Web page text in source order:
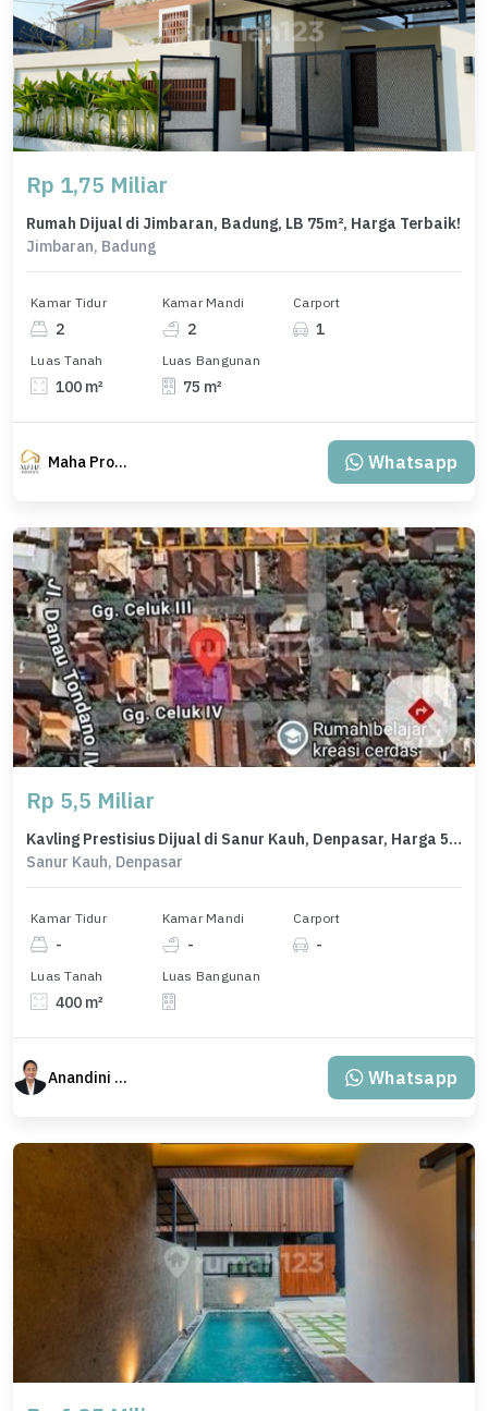
Rp 1,75 Miliar
Rumah Dijual di Jimbaran, Badung, LB 75m², Harga Terbaik!
Jimbaran, Badung
Kamar Tidur
2
Kamar Mandi
2
Carport
1
Luas Tanah
100 m²
Luas Bangunan
75 m²
Maha Property. Whatsapp
Rp 5,5 Miliar
Kavling Prestisius Dijual di Sanur Kauh, Denpasar, Harga 5,5 Miliar
Sanur Kauh, Denpasar
Kamar Tidur
-
Kamar Mandi
-
Carport
-
Luas Tanah
400 m²
Luas Bangunan
Anandini Property Whatsapp